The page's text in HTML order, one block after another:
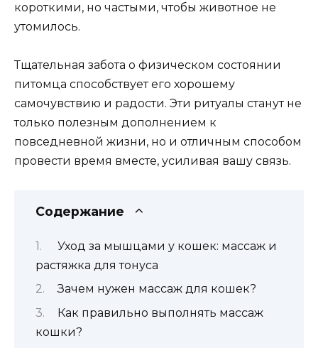
короткими, но частыми, чтобы животное не
утомилось.
Тщательная забота о физическом состоянии
питомца способствует его хорошему
самочувствию и радости. Эти ритуалы станут не
только полезным дополнением к
повседневной жизни, но и отличным способом
провести время вместе, усиливая вашу связь.
Содержание
Уход за мышцами у кошек: массаж и
растяжка для тонуса
Зачем нужен массаж для кошек?
Как правильно выполнять массаж
кошки?